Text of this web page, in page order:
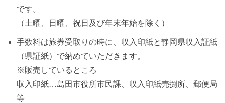
です。
（土曜、日曜、祝日及び年末年始を除く）
手数料は旅券受取りの時に、収入印紙と静岡県収入証紙
（県証紙）で納めていただきます。
※販売しているところ
収入印紙…島田市役所市民課、収入印紙売捌所、郵便局
等